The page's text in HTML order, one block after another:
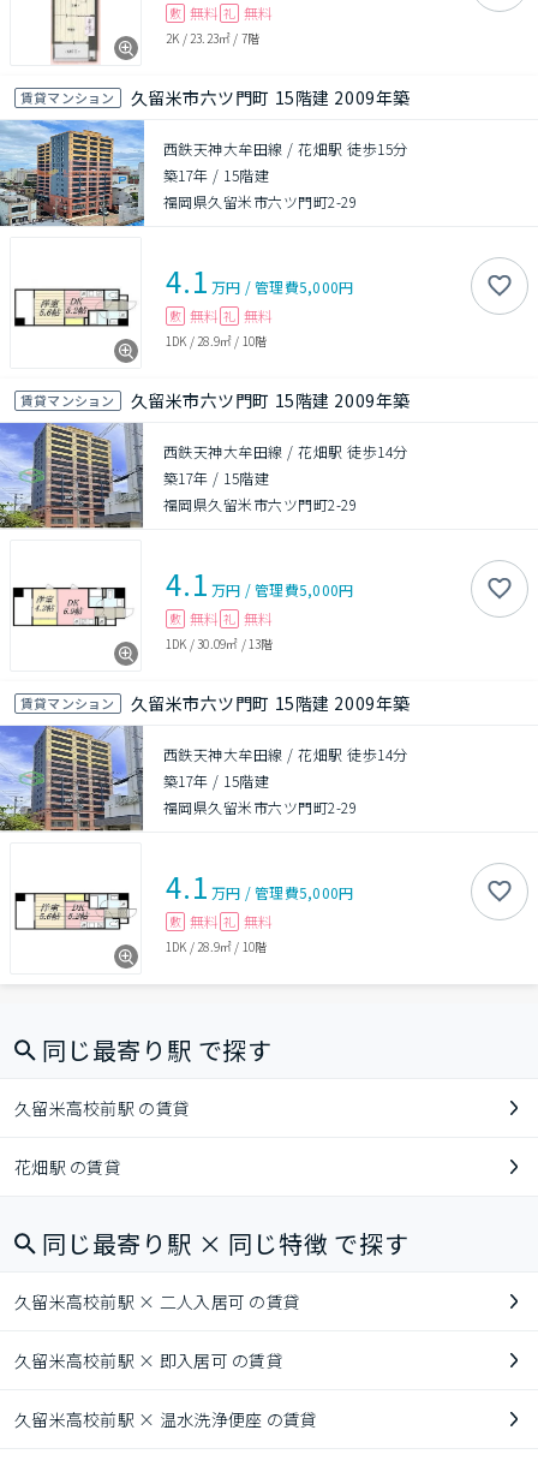
敷 無料 礼 無料
2K / 23.23㎡ / 7階
賃貸マンション 久留米市六ツ門町 15階建 2009年築
西鉄天神大牟田線 / 花畑駅 徒歩15分
築17年 / 15階建
福岡県久留米市六ツ門町2-29
4.1 万円 /管理費5,000円
敷 無料 礼 無料
1DK / 28.9㎡ / 10階
賃貸マンション 久留米市六ツ門町 15階建 2009年築
西鉄天神大牟田線 / 花畑駅 徒歩14分
築17年 / 15階建
福岡県久留米市六ツ門町2-29
4.1 万円 /管理費5,000円
敷 無料 礼 無料
1DK /30.09㎡ / 13階
賃貸マンション 久留米市六ツ門町 15階建 2009年築
西鉄天神大牟田線 / 花畑駅 徒歩14分
築17年 / 15階建
福岡県久留米市六ツ門町2-29
4.1 万円 /管理費5,000円
敷 無料 礼 無料
1DK / 28.9㎡ / 10階
同じ最寄り駅 で探す
久留米高校前駅 の賃貸
花畑駅 の賃貸
同じ最寄り駅 × 同じ特徴 で探す
久留米高校前駅 × 二人入居可 の賃貸
久留米高校前駅 × 即入居可 の賃貸
久留米高校前駅 × 温水洗浄便座 の賃貸